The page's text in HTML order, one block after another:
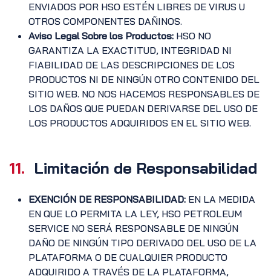
ENVIADOS POR HSO ESTÉN LIBRES DE VIRUS U
OTROS COMPONENTES DAÑINOS.
Aviso Legal Sobre los Productos: HSO NO
GARANTIZA LA EXACTITUD, INTEGRIDAD NI
FIABILIDAD DE LAS DESCRIPCIONES DE LOS
PRODUCTOS NI DE NINGÚN OTRO CONTENIDO DEL
SITIO WEB. NO NOS HACEMOS RESPONSABLES DE
LOS DAÑOS QUE PUEDAN DERIVARSE DEL USO DE
LOS PRODUCTOS ADQUIRIDOS EN EL SITIO WEB.
11. Limitación de Responsabilidad
EXENCIÓN DE RESPONSABILIDAD: EN LA MEDIDA
EN QUE LO PERMITA LA LEY, HSO PETROLEUM
SERVICE NO SERÁ RESPONSABLE DE NINGÚN
DAÑO DE NINGÚN TIPO DERIVADO DEL USO DE LA
PLATAFORMA O DE CUALQUIER PRODUCTO
ADQUIRIDO A TRAVÉS DE LA PLATAFORMA,